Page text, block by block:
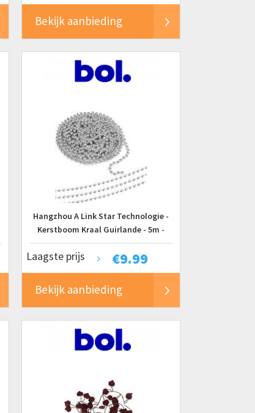
Bekijk aanbieding
Hangzhou A Link Star Technologie -
Kerstboom Kraal Guirlande - 5m -
Zilver - Sterk materiaal
€9.99
Laagste prijs
Bekijk aanbieding